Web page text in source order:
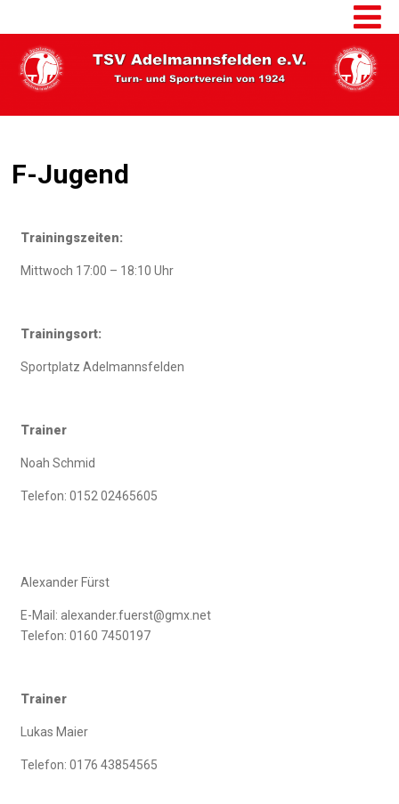
F-Jugend
Trainingszeiten:
Mittwoch 17:00 – 18:10 Uhr
Trainingsort:
Sportplatz Adelmannsfelden
Trainer
Noah Schmid
Telefon: 0152 02465605
Alexander Fürst
E-Mail: alexander.fuerst@gmx.net
Telefon: 0160 7450197
Trainer
Lukas Maier
Telefon: 0176 43854565